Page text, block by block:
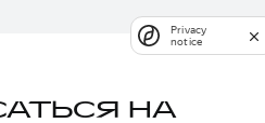
НА
Privacy
notice